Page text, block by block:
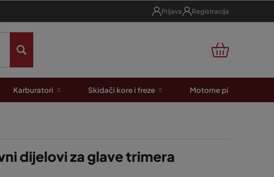
Prijava Registracija
KOŠARICA
Karburatori Skidači kore i freze Motorne pile
dijelovi za glave trimera